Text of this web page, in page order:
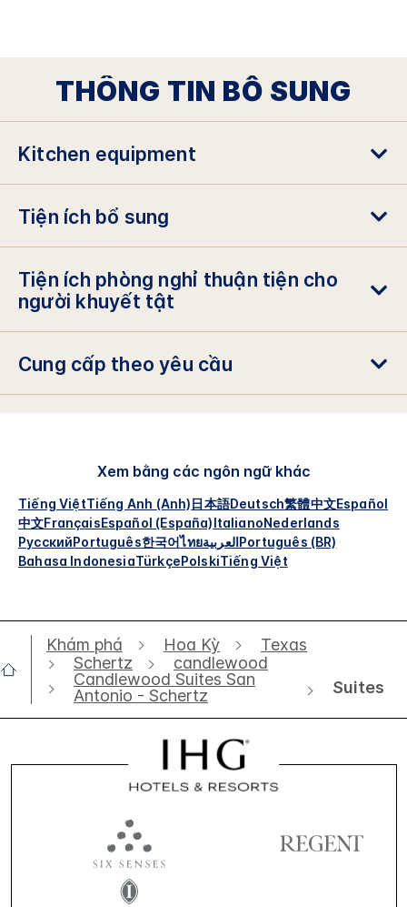
THÔNG TIN BỔ SUNG
Kitchen equipment
Tiện ích bổ sung
Tiện ích phòng nghỉ thuận tiện cho
người khuyết tật
Cung cấp theo yêu cầu
Xem bằng các ngôn ngữ khác
Tiếng ViệtTiếng Anh (Anh)日本語Deutsch繁體中文Español
中文FrançaisEspañol (España)ItalianoNederlands
РусскийPortuguês한국어ไทยالعربيةPortuguês (BR)
Bahasa IndonesiaTürkçePolskiTiếng Việt
Khám phá Hoa Kỳ
Texas
Schertz
candlewood
Candlewood Suites San
Antonio - Schertz
Suites